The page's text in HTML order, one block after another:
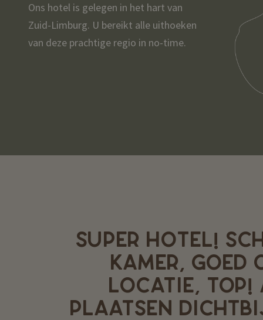
Ons hotel is gelegen in het hart van
Zuid-Limburg. U bereikt alle uithoeken
van deze prachtige regio in no-time.
SUPER HOTEL!
KAMER, GOED
LOCATIE, TOP!
PLAATSEN